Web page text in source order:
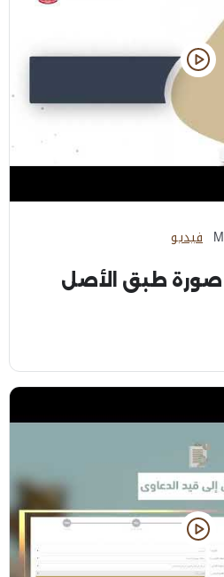
فيديو
صورة طبق الأصل